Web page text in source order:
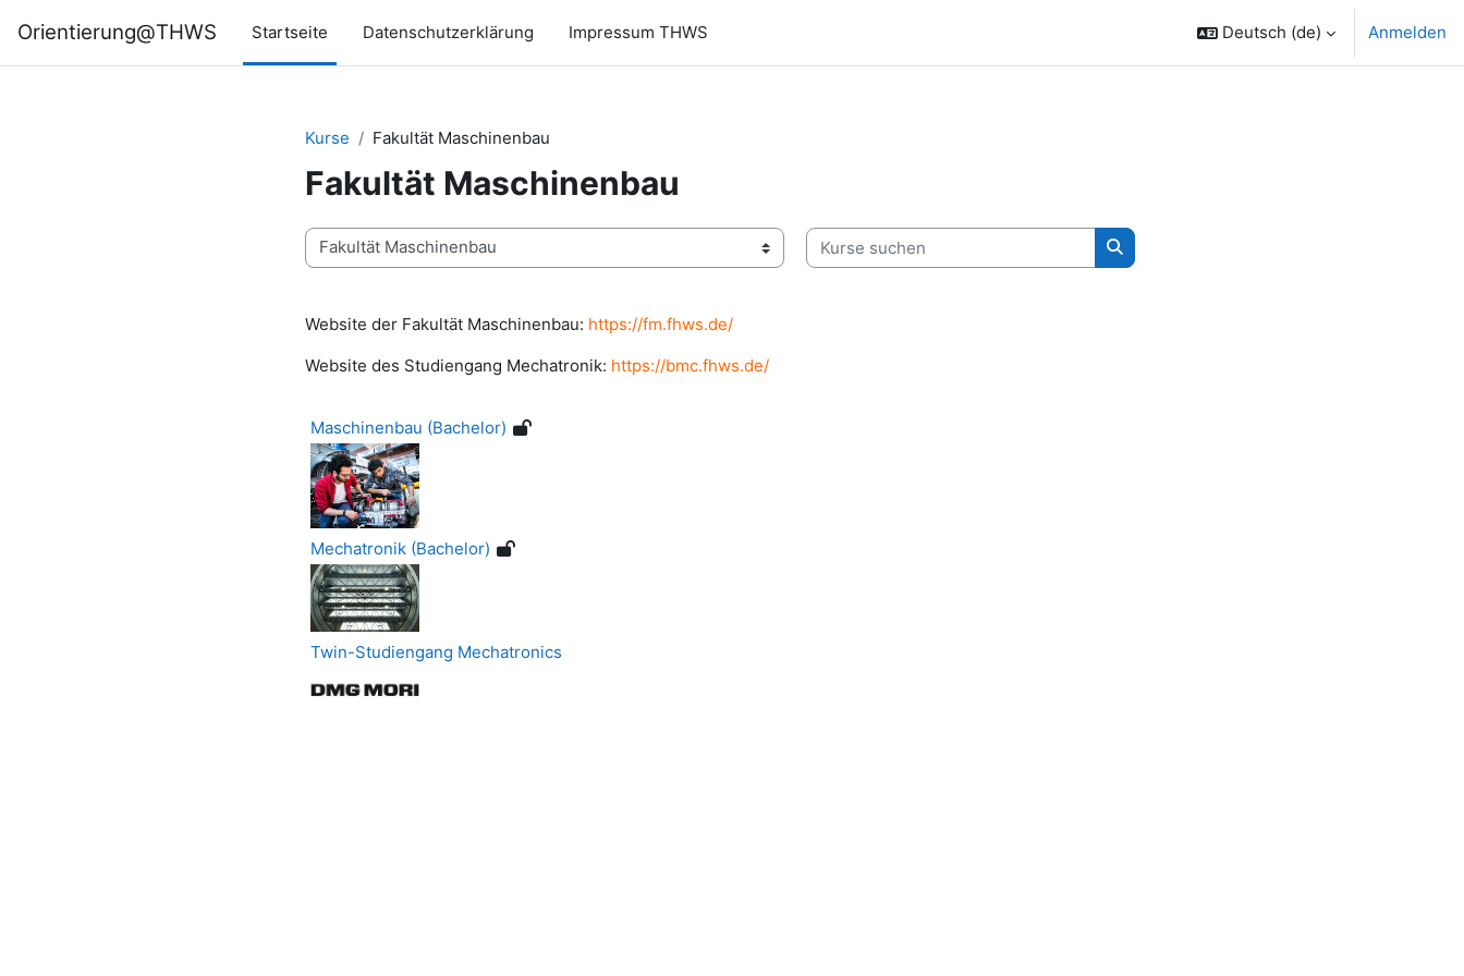
Orientierung@THWS Startseite Datenschutzerklärung Impressum THWS Deutsch ‎(de)‎ Anmelden
Kurse Fakultät Maschinenbau
Fakultät Maschinenbau
Kursbereiche
Kurse suchen
Kurse suchen
Website der Fakultät Maschinenbau: https://fm.fhws.de/
Website des Studiengang Mechatronik: https://bmc.fhws.de/
Maschinenbau (Bachelor)
Mechatronik (Bachelor)
Twin-Studiengang Mechatronics